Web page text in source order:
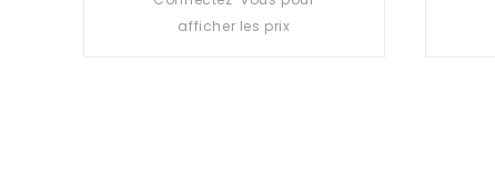
afficher les prix